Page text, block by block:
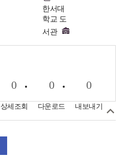
한서대
학교 도
서관
0
상세조회
0
다운로드
0
내보내기